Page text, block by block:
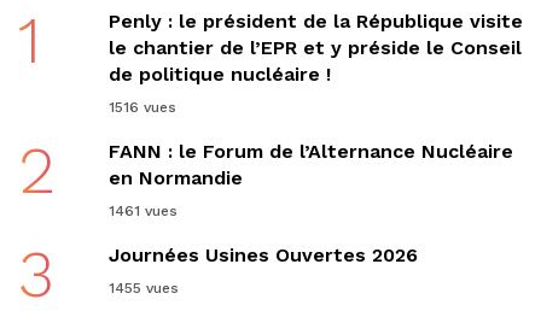
1
Penly : le président de la République visite
le chantier de l’EPR et y préside le Conseil
de politique nucléaire !
1516 vues
2
FANN : le Forum de l’Alternance Nucléaire
en Normandie
1461 vues
3 Journées Usines Ouvertes 2026
1455 vues